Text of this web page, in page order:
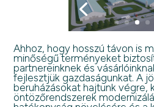
Ahhoz, hogy hosszú távon is
minőségű terményeket
partnereinknek és
fejlesztjük gazdaságunkat. A
beruházásokat hajtunk végre,
öntözőrendszerek